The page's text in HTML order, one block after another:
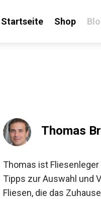
Startseite Shop
Thomas
Thomas ist
Tipps zur Auswahl und
Fliesen, die das